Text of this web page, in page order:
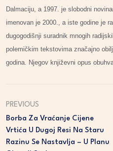
Dalmaciju, a 1997. je slobodni
imenovan je 2000., a iste godine je
dugogodišnji suradnik mnogih
polemičkim tekstovima značajno
godina. Njegov književni opus
PREVIOUS
Borba Za Vraćanje Cijene
Vrtića U Dugoj Resi Na Staru
Razinu Se Nastavlja – U Planu